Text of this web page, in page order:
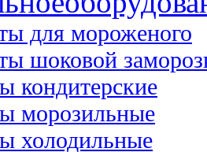
для мороженого
шоковой
кондитерские
морозильные
холодильные